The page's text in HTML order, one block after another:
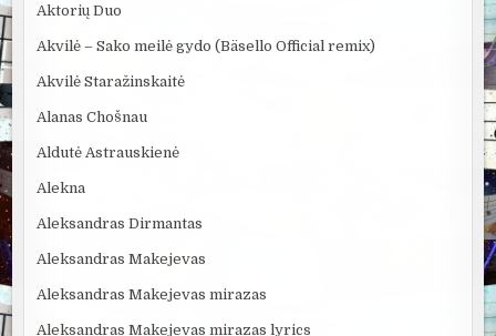
Aktorių Duo
Akvilė – Sako meilė gydo (Bäsello Official remix)
Akvilė Staražinskaitė
Alanas Chošnau
Aldutė Astrauskienė
Alekna
Aleksandras Dirmantas
Aleksandras Makejevas
Aleksandras Makejevas mirazas
Aleksandras Makejevas mirazas lyrics